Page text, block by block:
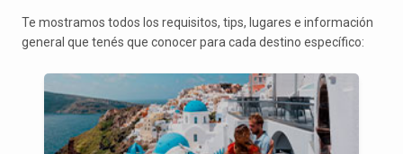
Te mostramos todos los requisitos, tips, lugares e información
general que tenés que conocer para cada destino específico: